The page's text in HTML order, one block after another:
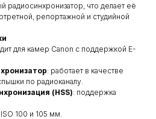
радиосинхронизатор, что делает её
репортажной и студийной
для камер Canon с поддержкой E-
: работает в качестве
по радиоканалу.
(HSS): поддержка
100 и 105 мм.